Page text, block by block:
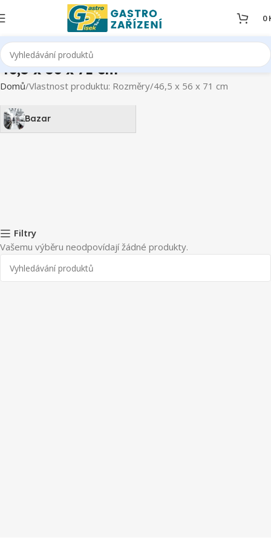
0
46,5 x 56 x 71 cm
Domů Vlastnost produktu: Rozměry 46,5 x 56 x 71 cm
Bazar
Filtry
Vašemu výběru neodpovídají žádné produkty.